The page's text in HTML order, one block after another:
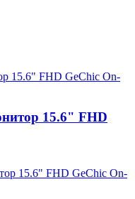
15.6" FHD